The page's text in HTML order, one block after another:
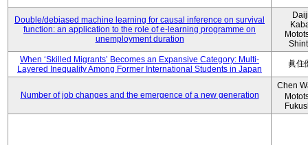
Double/debiased machine learning for causal inference on survival
function: an application to the role of e-learning programme on
unemployment duration
When ‘Skilled Migrants’ Becomes an Expansive Category: Multi-
Layered Inequality Among Former International Students in Japan
眞住
Number of job changes and the emergence of a new generation
Chen